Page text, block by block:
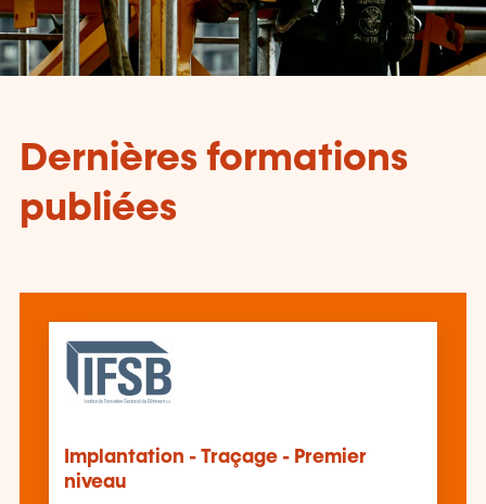
Dernières formations
publiées
Implantation - Traçage - Premier
niveau